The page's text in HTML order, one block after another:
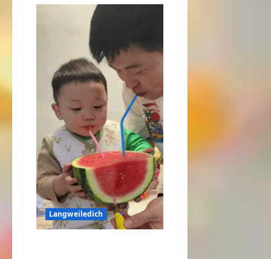
Langweiledich